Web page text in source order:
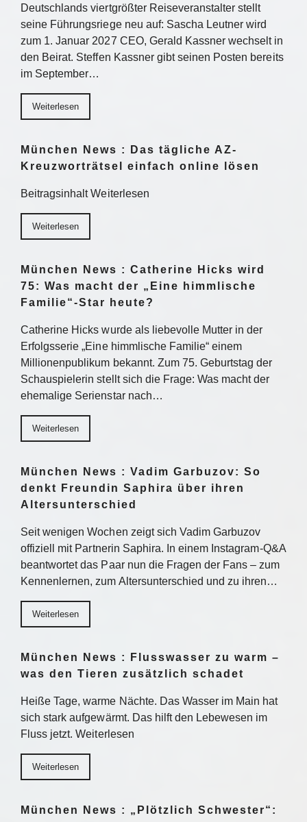
Deutschlands viertgrößter Reiseveranstalter stellt
seine Führungsriege neu auf: Sascha Leutner wird
zum 1. Januar 2027 CEO, Gerald Kassner wechselt in
den Beirat. Steffen Kassner gibt seinen Posten bereits
im September…
Weiterlesen
München News : Das tägliche AZ-
Kreuzworträtsel einfach online lösen
Beitragsinhalt Weiterlesen
Weiterlesen
München News : Catherine Hicks wird
75: Was macht der „Eine himmlische
Familie“-Star heute?
Catherine Hicks wurde als liebevolle Mutter in der
Erfolgsserie „Eine himmlische Familie“ einem
Millionenpublikum bekannt. Zum 75. Geburtstag der
Schauspielerin stellt sich die Frage: Was macht der
ehemalige Serienstar nach…
Weiterlesen
München News : Vadim Garbuzov: So
denkt Freundin Saphira über ihren
Altersunterschied
Seit wenigen Wochen zeigt sich Vadim Garbuzov
offiziell mit Partnerin Saphira. In einem Instagram-Q&A
beantwortet das Paar nun die Fragen der Fans – zum
Kennenlernen, zum Altersunterschied und zu ihren…
Weiterlesen
München News : Flusswasser zu warm –
was den Tieren zusätzlich schadet
Heiße Tage, warme Nächte. Das Wasser im Main hat
sich stark aufgewärmt. Das hilft den Lebewesen im
Fluss jetzt. Weiterlesen
Weiterlesen
München News : „Plötzlich Schwester“: